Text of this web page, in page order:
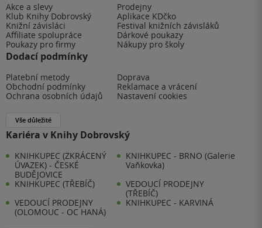
Akce a slevy
Prodejny
Klub Knihy Dobrovský
Aplikace KDčko
Knižní závisláci
Festival knižních závisláků
Affiliate spolupráce
Dárkové poukazy
Poukazy pro firmy
Nákupy pro školy
Dodací podmínky
Platební metody
Doprava
Obchodní podmínky
Reklamace a vrácení
Ochrana osobních údajů
Nastavení cookies
Vše důležité
Kariéra v Knihy Dobrovský
KNIHKUPEC (ZKRÁCENÝ
ÚVAZEK) - ČESKÉ
BUDĚJOVICE
KNIHKUPEC - BRNO (Galerie
Vaňkovka)
KNIHKUPEC (TŘEBÍČ)
VEDOUCÍ PRODEJNY
(TŘEBÍČ)
VEDOUCÍ PRODEJNY
(OLOMOUC - OC HANÁ)
KNIHKUPEC - KARVINÁ